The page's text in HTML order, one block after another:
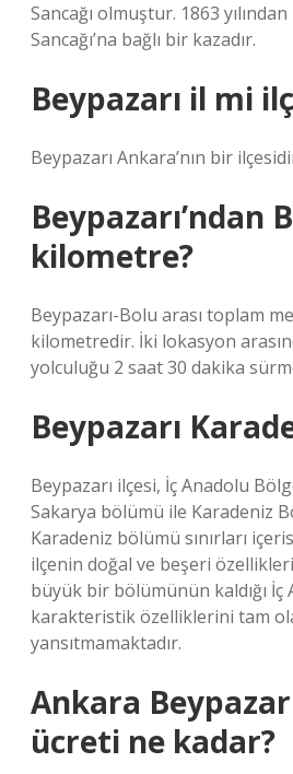
Sancağı olmuştur. 1863
Sancağı’na bağlı bir kazadır.
Beypazarı il mi
Beypazarı Ankara’nın bir
Beypazarı’ndan
kilometre?
Beypazarı-Bolu arası toplam
kilometredir. İki lokasyon
yolculuğu 2 saat 30 dakika
Beypazarı
Beypazarı ilçesi, İç Anadolu
Sakarya bölümü ile Karadeniz
Karadeniz bölümü sınırları
ilçenin doğal ve beşeri
büyük bir bölümünün kaldığı İç
karakteristik özelliklerini tam
yansıtmamaktadır.
Ankara
ücreti ne kadar?